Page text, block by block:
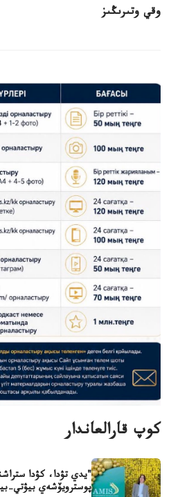
وقي وتىرىڭىز
كوپ قارالعاندار
"يدي تۋدا، كۋدا
پوسترويۆشەي بيۋتي-